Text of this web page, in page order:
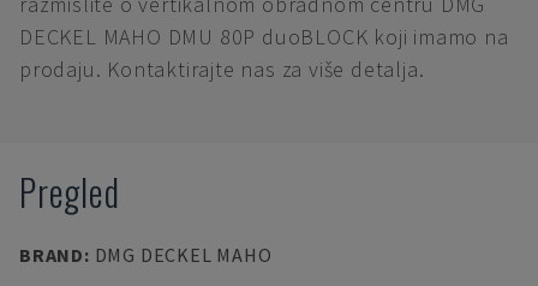
DECKEL MAHO DMU 80P duoBLOCK koji imamo na
prodaju. Kontaktirajte nas za više detalja.
Pregled
BRAND: DMG DECKEL MAHO